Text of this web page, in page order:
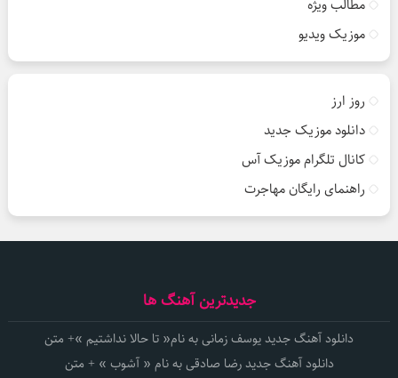
مطالب ویژه
موزیک ویدیو
روز ارز
دانلود موزیک جدید
کانال تلگرام موزیک آس
راهنمای رایگان مهاجرت
جدیدترین آهنگ ها
دانلود آهنگ جدید یوسف زمانی به نام« تا حالا نداشتیم »+ متن
دانلود آهنگ جدید رضا صادقی به نام « آشوب » + متن